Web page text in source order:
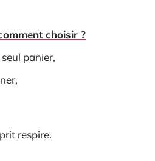
choisir ?
panier,
respire.